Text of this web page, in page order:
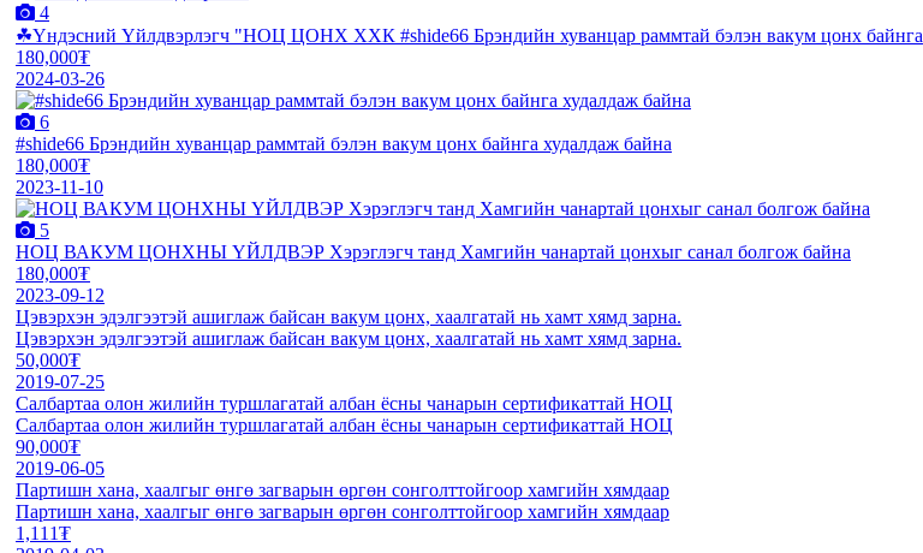
4
☘Үндэсний Үйлдвэрлэгч "НОЦ ЦОНХ ХХК #shide66 Брэндийн хуванцар раммтай бэлэн вакум цонх байнга
180,000₮
2024-03-26
6
#shide66 Брэндийн хуванцар раммтай бэлэн вакум цонх байнга худалдаж байна
180,000₮
2023-11-10
5
НОЦ ВАКУМ ЦОНХНЫ ҮЙЛДВЭР Хэрэглэгч танд Хамгийн чанартай цонхыг санал болгож байна
180,000₮
2023-09-12
Цэвэрхэн эдэлгээтэй ашиглаж байсан вакум цонх, хаалгатай нь хамт хямд зарна.
Цэвэрхэн эдэлгээтэй ашиглаж байсан вакум цонх, хаалгатай нь хамт хямд зарна.
50,000₮
2019-07-25
Салбартаа олон жилийн туршлагатай албан ёсны чанарын сертификаттай НОЦ
Салбартаа олон жилийн туршлагатай албан ёсны чанарын сертификаттай НОЦ
90,000₮
2019-06-05
Партишн хана, хаалгыг өнгө загварын өргөн сонголттойгоор хамгийн хямдаар
Партишн хана, хаалгыг өнгө загварын өргөн сонголттойгоор хамгийн хямдаар
1,111₮